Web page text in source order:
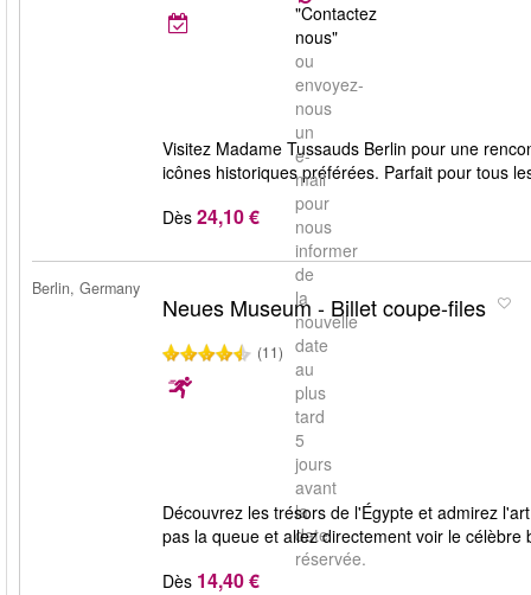
"Contactez
nous"
ou
envoyez-
nous
un
e-
mail
pour
nous
informer
de
la
nouvelle
date
au
plus
tard
5
jours
avant
la
date
réservée.
Visitez Madame Tussauds Berlin pour une
icônes historiques préférées. Parfait pour tous
Dès 24,10 €
Berlin, Germany
Neues Museum - Billet coupe-files
(11)
Découvrez les trésors de l'Égypte et admirez
pas la queue et allez directement voir le
Dès 14,40 €